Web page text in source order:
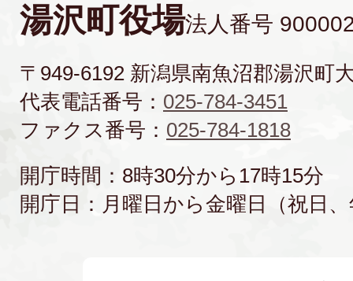
湯沢町役場法人番号
〒949-6192 新潟県南魚沼郡湯沢町
代表電話番号： 025-784-3451
ファクス番号： 025-784-1818
開庁時間：8時30分から17時15分
開庁日：月曜日から金曜日（祝日